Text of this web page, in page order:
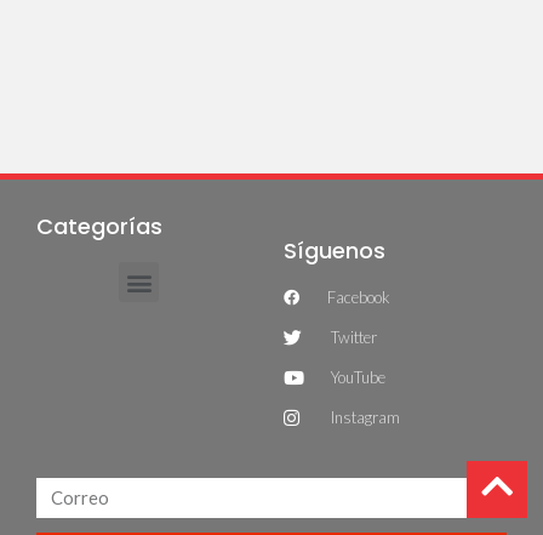
Categorías
Síguenos
Facebook
Twitter
YouTube
Instagram